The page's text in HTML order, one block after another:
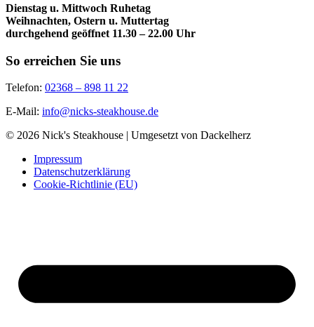
Dienstag u. Mittwoch Ruhetag
Weihnachten, Ostern u. Muttertag
durchgehend geöffnet 11.30 – 22.00 Uhr
So erreichen Sie uns
Telefon: 02368 – 898 11 22
E-Mail: info@nicks-steakhouse.de
© 2026 Nick's Steakhouse | Umgesetzt von Dackelherz
Impressum
Datenschutzerklärung
Cookie-Richtlinie (EU)